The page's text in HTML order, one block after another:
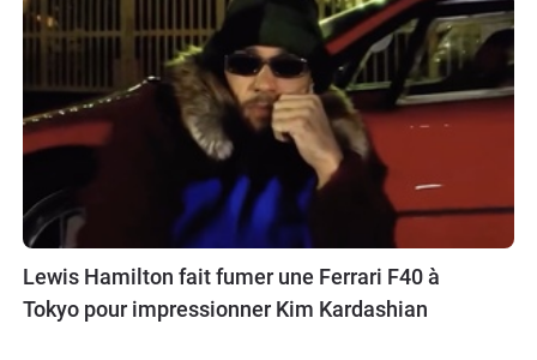
Lewis Hamilton fait fumer une Ferrari F40 à
Tokyo pour impressionner Kim Kardashian